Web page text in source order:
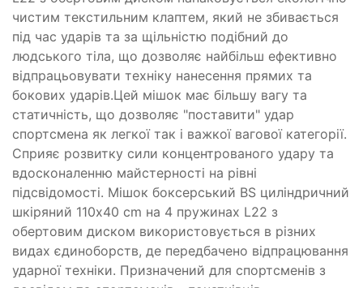
чистим текстильним клаптем, який не збивається
під час ударів та за щільністю подібний до
людського тіла, що дозволяє найбільш ефективно
відпрацьовувати техніку нанесення прямих та
бокових ударів.Цей мішок має більшу вагу та
статичність, що дозволяє "поставити" удар
спортсмена як легкої так і важкої вагової категорії.
Сприяє розвитку сили концентрованого удару та
вдосконаленню майстерності на рівні
підсвідомості. Мішок боксерський BS циліндричний
шкіряний 110х40 cm на 4 пружинах L22 з
обертовим диском використовується в різних
видах єдиноборств, де передбачено відпрацювання
ударної техніки. Призначений для спортсменів з